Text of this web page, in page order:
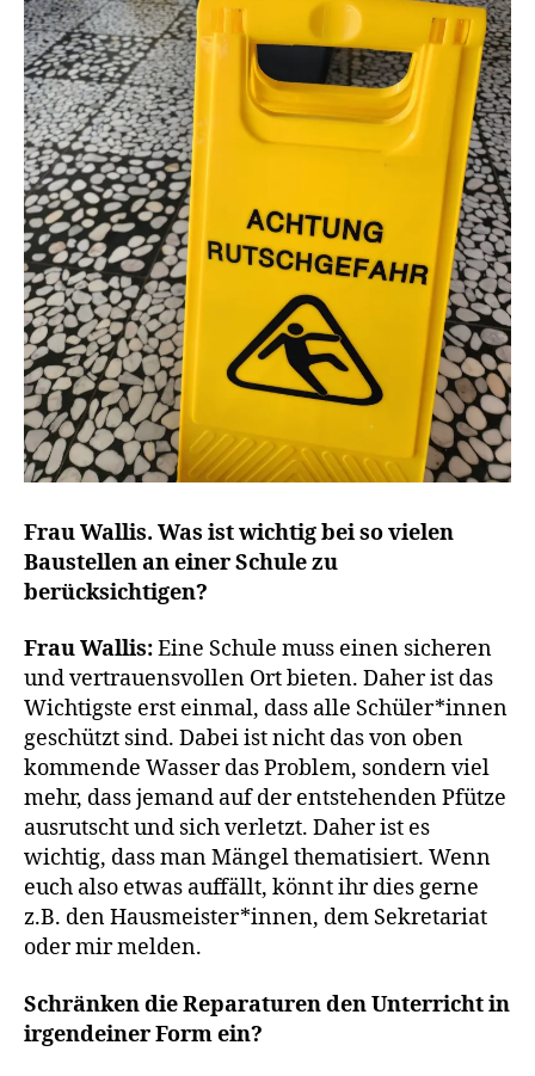
Frau Wallis. Was ist wichtig bei so vielen
Baustellen an einer Schule zu
berücksichtigen?
Frau Wallis:Eine Schule muss einen sicheren
und vertrauensvollen Ort bieten. Daher ist das
Wichtigste erst einmal, dass alle Schüler*innen
geschützt sind. Dabei ist nicht das von oben
kommende Wasser das Problem, sondern viel
mehr, dass jemand auf der entstehenden Pfütze
ausrutscht und sich verletzt. Daher ist es
wichtig, dass man Mängel thematisiert. Wenn
euch also etwas auffällt, könnt ihr dies gerne
z.B. den Hausmeister*innen, dem Sekretariat
oder mir melden.
Schränken die Reparaturen den Unterricht in
irgendeiner Form ein?